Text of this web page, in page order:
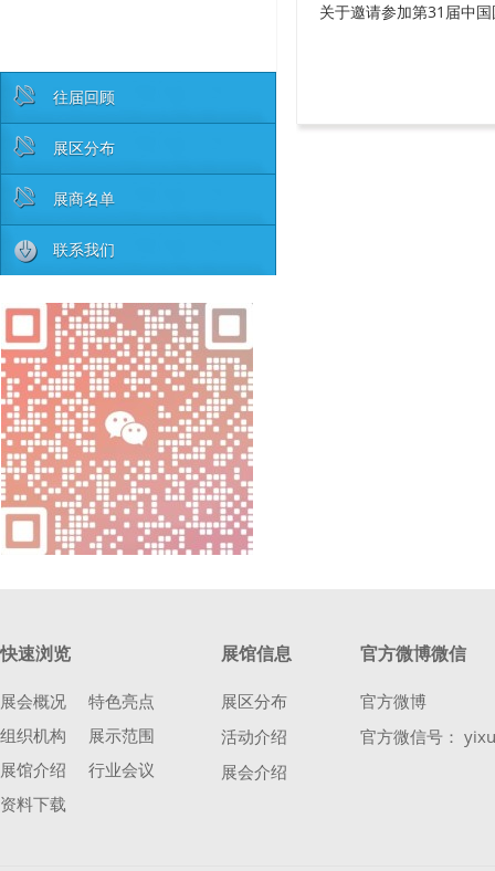
往届回顾
展区分布
展商名单
联系我们
关于邀请参加第31届中
快速浏览
展会概况
特色亮点
组织机构
展示范围
展馆介绍
行业会议
资料下载
展馆信息
展区分布
活动介绍
展会介绍
官方微博微信
官方微博
官方微信号：